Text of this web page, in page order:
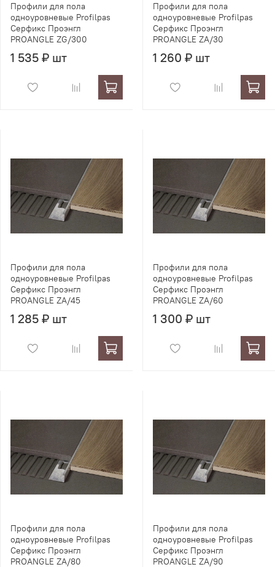
Профили для пола
одноуровневые Profilpas
Серфикс Проэнгл
PROANGLE ZG/300
1 535 ₽ шт
Профили для пола
одноуровневые Profilpas
Серфикс Проэнгл
PROANGLE ZA/30
1 260 ₽ шт
Профили для пола
одноуровневые Profilpas
Серфикс Проэнгл
PROANGLE ZA/45
1 285 ₽ шт
Профили для пола
одноуровневые Profilpas
Серфикс Проэнгл
PROANGLE ZA/60
1 300 ₽ шт
Профили для пола
одноуровневые Profilpas
Серфикс Проэнгл
PROANGLE ZA/80
Профили для пола
одноуровневые Profilpas
Серфикс Проэнгл
PROANGLE ZA/90